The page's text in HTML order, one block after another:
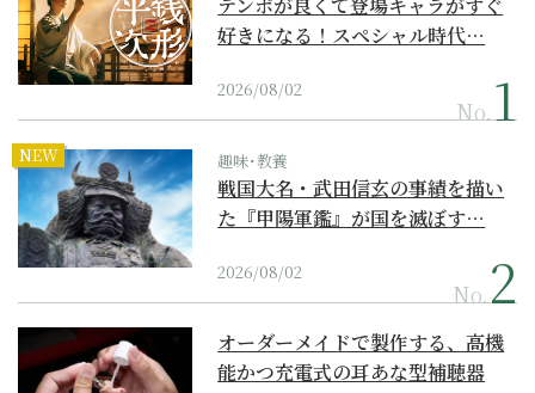
テンポが良くて登場キャラがすぐ
好きになる！スペシャル時代…
2026/08/02
No.
NEW 趣味･教養
戦国大名・武田信玄の事績を描い
た『甲陽軍鑑』が国を滅ぼす…
2026/08/02
No.
オーダーメイドで製作する、高機
能かつ充電式の耳あな型補聴器